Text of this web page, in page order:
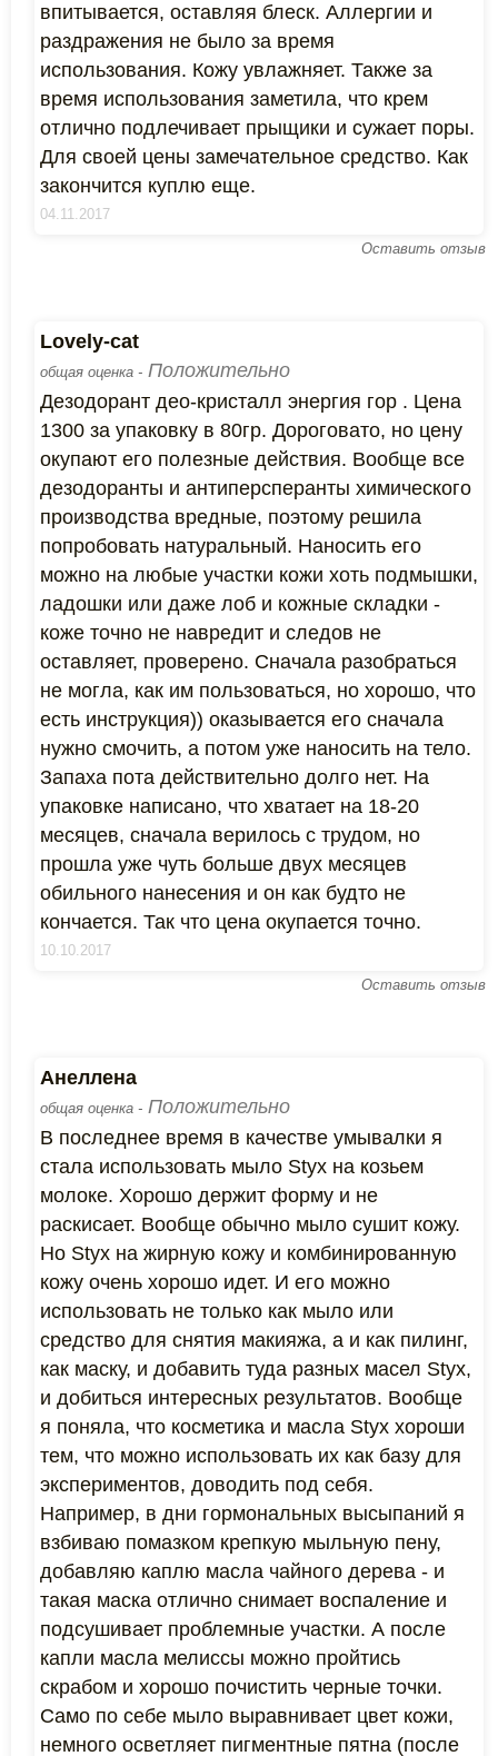
впитывается, оставляя блеск. Аллергии и
раздражения не было за время
использования. Кожу увлажняет. Также за
время использования заметила, что крем
отлично подлечивает прыщики и сужает поры.
Для своей цены замечательное средство. Как
закончится куплю еще.
04.11.2017
Оставить отзыв
Lovely-cat
общая оценка - Положительно
Дезодорант део-кристалл энергия гор . Цена
1300 за упаковку в 80гр. Дороговато, но цену
окупают его полезные действия. Вообще все
дезодоранты и антиперсперанты химического
производства вредные, поэтому решила
попробовать натуральный. Наносить его
можно на любые участки кожи хоть подмышки,
ладошки или даже лоб и кожные складки -
коже точно не навредит и следов не
оставляет, проверено. Сначала разобраться
не могла, как им пользоваться, но хорошо, что
есть инструкция)) оказывается его сначала
нужно смочить, а потом уже наносить на тело.
Запаха пота действительно долго нет. На
упаковке написано, что хватает на 18-20
месяцев, сначала верилось с трудом, но
прошла уже чуть больше двух месяцев
обильного нанесения и он как будто не
кончается. Так что цена окупается точно.
10.10.2017
Оставить отзыв
Анеллена
общая оценка - Положительно
В последнее время в качестве умывалки я
стала использовать мыло Styx на козьем
молоке. Хорошо держит форму и не
раскисает. Вообще обычно мыло сушит кожу.
Но Styx на жирную кожу и комбинированную
кожу очень хорошо идет. И его можно
использовать не только как мыло или
средство для снятия макияжа, а и как пилинг,
как маску, и добавить туда разных масел Styx,
и добиться интересных результатов. Вообще
я поняла, что косметика и масла Styx хороши
тем, что можно использовать их как базу для
экспериментов, доводить под себя.
Например, в дни гормональных высыпаний я
взбиваю помазком крепкую мыльную пену,
добавляю каплю масла чайного дерева - и
такая маска отлично снимает воспаление и
подсушивает проблемные участки. А после
капли масла мелиссы можно пройтись
скрабом и хорошо почистить черные точки.
Само по себе мыло выравнивает цвет кожи,
немного осветляет пигментные пятна (после